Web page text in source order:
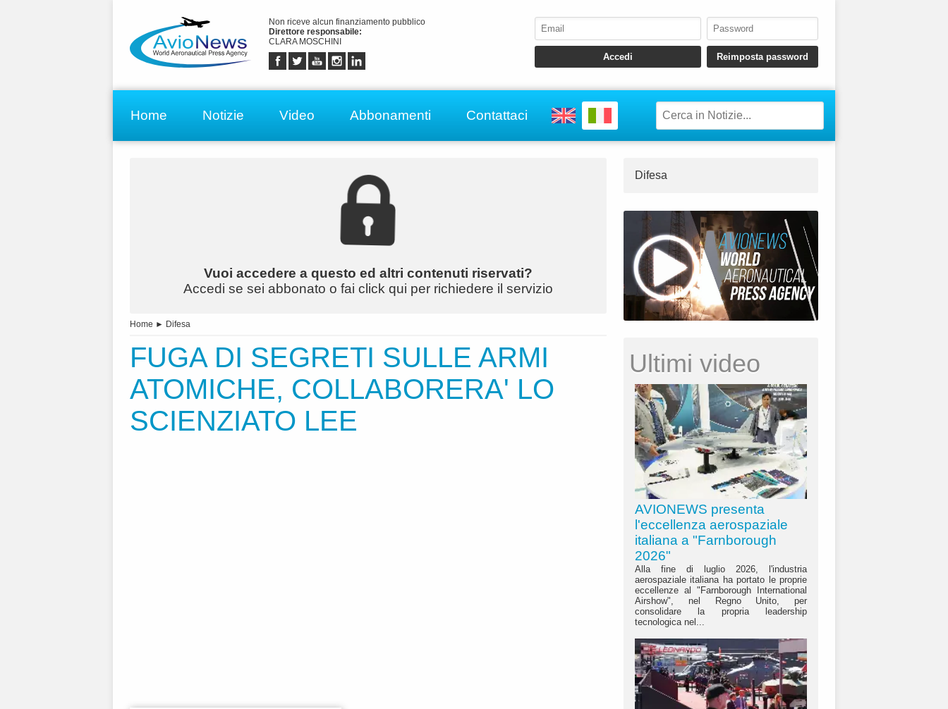
Non riceve alcun finanziamento pubblico
Direttore responsabile:
CLARA MOSCHINI
Home Notizie Video Abbonamenti Contattaci
Vuoi accedere a questo ed altri contenuti riservati?
Accedi se sei abbonato o fai click qui per richiedere il servizio
Home ► Difesa
FUGA DI SEGRETI SULLE ARMI
ATOMICHE, COLLABORERA' LO
SCIENZIATO LEE
Difesa
Ultimi video
AVIONEWS presenta
l'eccellenza aerospaziale
italiana a "Farnborough
2026"
Alla fine di luglio 2026, l'industria
aerospaziale italiana ha portato le proprie
eccellenze al "Farnborough International
Airshow", nel Regno Unito, per
consolidare la propria leadership
tecnologica nel...